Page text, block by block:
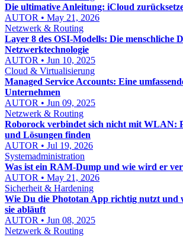
Die ultimative Anleitung: iCloud
AUTOR • May 21, 2026
Netzwerk & Routing
Layer 8 des OSI-Modells: Die menschliche
Netzwerktechnologie
AUTOR • Jun 10, 2025
Cloud & Virtualisierung
Managed Service Accounts: Eine
Unternehmen
AUTOR • Jun 09, 2025
Netzwerk & Routing
Roborock verbindet sich nicht mit WLAN:
und Lösungen finden
AUTOR • Jul 19, 2026
Systemadministration
Was ist ein RAM-Dump und wie wird er
AUTOR • May 21, 2026
Sicherheit & Hardening
Wie Du die Phototan App richtig nutzt und
sie abläuft
AUTOR • Jun 08, 2025
Netzwerk & Routing